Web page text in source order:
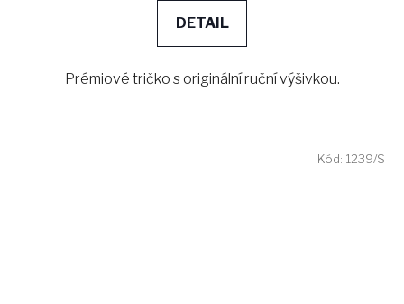
DETAIL
Prémiové tričko s originální ruční výšivkou.
Kód: 1239/S